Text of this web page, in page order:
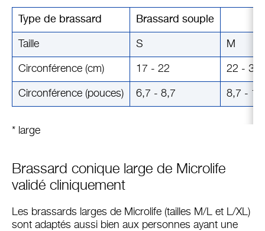
Type de brassard Brassard souple
Taille S M
Circonférence (cm) 17 - 22 22 - 32
Circonférence (pouces) 6,7 - 8,7 8,7 -
* large
Brassard conique large de Microlife
validé cliniquement
Les brassards larges de Microlife (tailles M/L et L/XL)
sont adaptés aussi bien aux personnes ayant une